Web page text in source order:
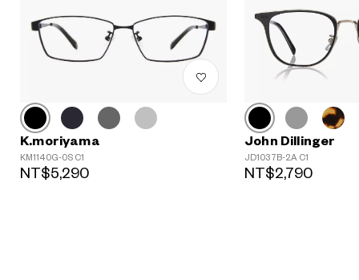
K.moriyama
KM1140G-0S C1
NT$5,290
John Dillinger
JD1037B-2A C1
NT$2,790